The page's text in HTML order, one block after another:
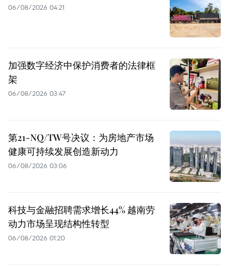
06/08/2026 04:21
加强数字经济中保护消费者的法律框
架
06/08/2026 03:47
第21-NQ/TW号决议：为房地产市场
健康可持续发展创造新动力
06/08/2026 03:06
科技与金融招聘需求增长44% 越南劳
动力市场呈现结构性转型
06/08/2026 01:20